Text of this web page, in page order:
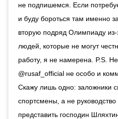
не подпишемся. Если
и буду бороться там именно
вторую подряд Олимпиаду из-
людей, которые не могут
работу, я не намерена. P.S.
@rusaf_official не особо и
Скажу лишь одно: заложники
спортсмены, а не
представить господин